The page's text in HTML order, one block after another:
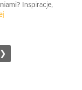
Inspiracje,
❯